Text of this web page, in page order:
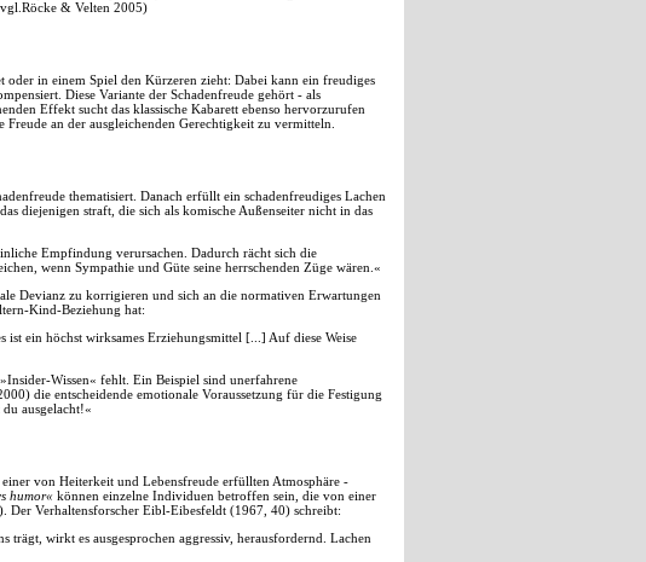
& Velten 2005)
in einem Spiel den Kürzeren zieht: Dabei kann ein freudiges
Diese Variante der Schadenfreude gehört - als
Effekt sucht das klassische Kabarett ebenso hervorzurufen
an der ausgleichenden Gerechtigkeit zu vermitteln.
thematisiert. Danach erfüllt ein schadenfreudiges Lachen
das diejenigen straft, die sich als komische Außenseiter nicht in das
Empfindung verursachen. Dadurch rächt sich die
wenn Sympathie und Güte seine herrschenden Züge wären.«
Devianz zu korrigieren und sich an die normativen Erwartungen
Kind-Beziehung hat:
ist ein höchst wirksames Erziehungsmittel [...] Auf diese Weise
Wissen« fehlt. Ein Beispiel sind unerfahrene
die entscheidende emotionale Voraussetzung für die Festigung
ausgelacht!«
von Heiterkeit und Lebensfreude erfüllten Atmosphäre -
humor« können einzelne Individuen betroffen sein, die von einer
Verhaltensforscher Eibl-Eibesfeldt (1967, 40) schreibt:
trägt, wirkt es ausgesprochen aggressiv, herausfordernd. Lachen